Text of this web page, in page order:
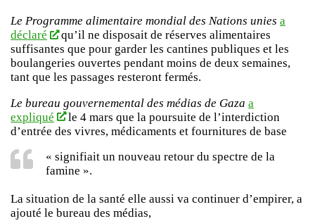
Le Programme alimentaire mondial des Nations unies a
déclaré
qu’il ne disposait de réserves alimentaires
suffisantes que pour garder les cantines publiques et les
boulangeries ouvertes pendant moins de deux semaines,
tant que les passages resteront fermés.
Le bureau gouvernemental des médias de Gaza a
expliqué
le 4 mars que la poursuite de l’interdiction
d’entrée des vivres, médicaments et fournitures de base
« signifiait un nouveau retour du spectre de la
famine ».
La situation de la santé elle aussi va continuer d’empirer, a
ajouté le bureau des médias,